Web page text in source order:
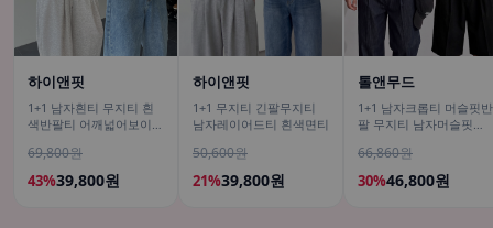
하이앤핏
1+1 남자흰티 무지티 흰
색반팔티 어깨넓어보이는
69,800원
43%39,800원
하이앤핏
1+1 무지티 긴팔무지티
남자레이어드티 흰색면티
50,600원
21%39,800원
톨앤무드
1+1 남자크롭티 머슬핏반
팔 무지티 남자머슬핏반
66,860원
30%46,800원